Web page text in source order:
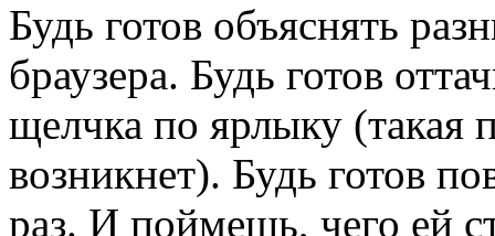
Будь готов объяснять
браузера. Будь готов
щелчка по ярлыку (такая
возникнет). Будь готов
раз. И поймешь, чего ей